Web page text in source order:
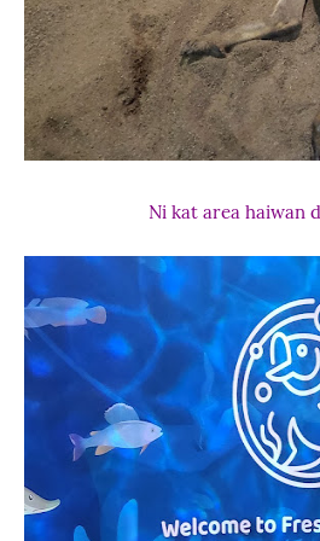
Ni kat area haiwan